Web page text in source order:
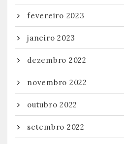
fevereiro 2023
janeiro 2023
dezembro 2022
novembro 2022
outubro 2022
setembro 2022